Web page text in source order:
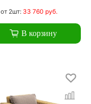
от 2шт: 33 760 руб.
В корзину